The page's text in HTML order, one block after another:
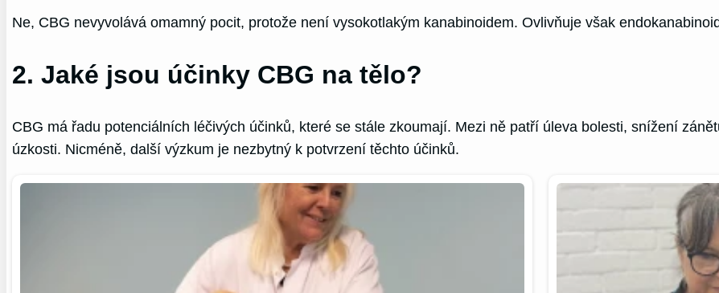
Ne, CBG nevyvolává omamný pocit, protože není vysokotlakým kanabinoidem. Ovlivňuje však
2. Jaké jsou účinky CBG na tělo?
CBG má řadu potenciálních léčivých účinků, které se stále zkoumají. Mezi ně patří úleva bolesti, snížení
úzkosti. Nicméně, další výzkum je nezbytný k potvrzení těchto účinků.